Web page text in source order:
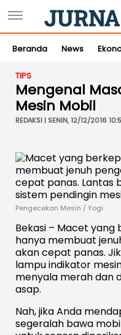
Beranda News
TIPS
Mengenal
Mesin Mobil
REDAKSI | SENIN, 12/12/2016
Pengecekan Mesin / Yogi
Bekasi – Macet
hanya membuat
akan cepat panas.
lampu indikator
menyala merah dan
asap.
Nah, jika Anda
segeralah bawa